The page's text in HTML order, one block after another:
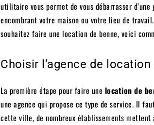
utilitaire vous permet de vous débarrasser
encombrant votre maison ou votre lieu de
souhaitez faire une location de benne, voici
Choisir l’agence de
La première étape pour faire une location de
une agence qui propose ce type de service. Il
cette ville, de nombreux établissements